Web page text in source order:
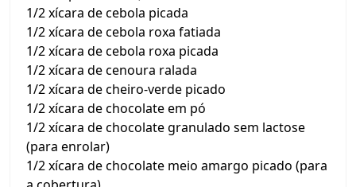
1/2 xícara de cebola picada
1/2 xícara de cebola roxa fatiada
1/2 xícara de cebola roxa picada
1/2 xícara de cenoura ralada
1/2 xícara de cheiro-verde picado
1/2 xícara de chocolate em pó
1/2 xícara de chocolate granulado sem lactose
(para enrolar)
1/2 xícara de chocolate meio amargo picado (para